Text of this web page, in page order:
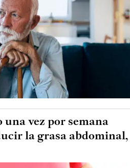
una vez por semana
la grasa abdominal,